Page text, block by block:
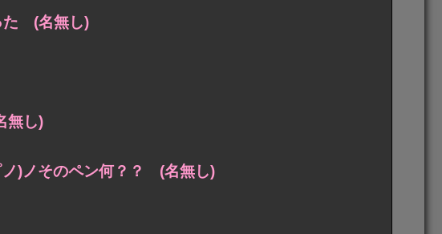
た (名無し)
無し)
)ノそのペン何？？ (名無し)